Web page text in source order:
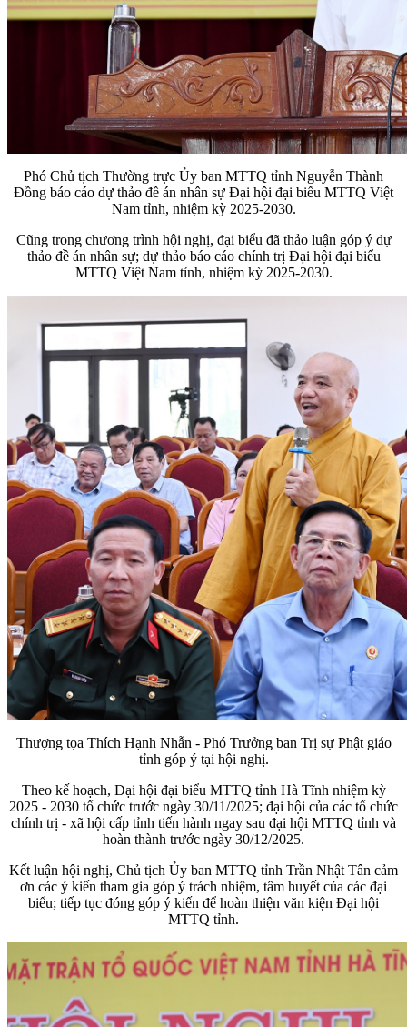
Phó Chủ tịch Thường trực Ủy ban MTTQ tỉnh Nguyễn Thành
Đồng báo cáo dự thảo đề án nhân sự Đại hội đại biểu MTTQ Việt
Nam tỉnh, nhiệm kỳ 2025-2030.
Cũng trong chương trình hội nghị, đại biểu đã thảo luận góp ý dự
thảo đề án nhân sự; dự thảo báo cáo chính trị Đại hội đại biểu
MTTQ Việt Nam tỉnh, nhiệm kỳ 2025-2030.
Thượng tọa Thích Hạnh Nhẫn - Phó Trưởng ban Trị sự Phật giáo
tỉnh góp ý tại hội nghị.
Theo kế hoạch, Đại hội đại biểu MTTQ tỉnh Hà Tĩnh nhiệm kỳ
2025 - 2030 tổ chức trước ngày 30/11/2025; đại hội của các tổ chức
chính trị - xã hội cấp tỉnh tiến hành ngay sau đại hội MTTQ tỉnh và
hoàn thành trước ngày 30/12/2025.
Kết luận hội nghị, Chủ tịch Ủy ban MTTQ tỉnh Trần Nhật Tân cảm
ơn các ý kiến tham gia góp ý trách nhiệm, tâm huyết của các đại
biểu; tiếp tục đóng góp ý kiến để hoàn thiện văn kiện Đại hội
MTTQ tỉnh.